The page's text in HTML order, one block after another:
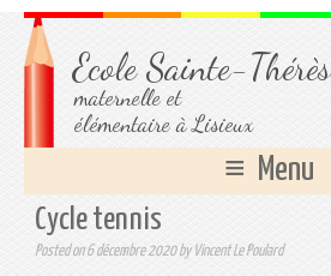
Ecole Sainte-
maternelle et
élémentaire à Lisieux
Menu
Cycle tennis
Posted on 6 décembre 2020 by Vincent Le Poulard